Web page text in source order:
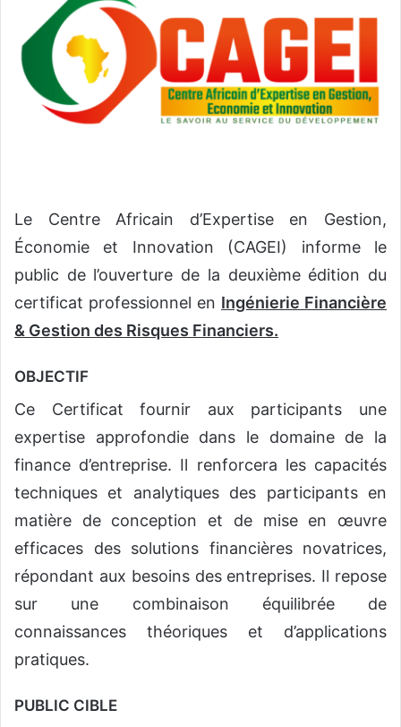
r
n
c
o
l
Le Centre Africain d’Expertise en Gestion,
Économie et Innovation (CAGEI) informe le
public de l’ouverture de la deuxième édition du
certificat professionnel en Ingénierie Financière
& Gestion des Risques Financiers.
OBJECTIF
Ce Certificat fournir aux participants une
expertise approfondie dans le domaine de la
finance d’entreprise. Il renforcera les capacités
techniques et analytiques des participants en
matière de conception et de mise en œuvre
efficaces des solutions financières novatrices,
répondant aux besoins des entreprises. Il repose
sur une combinaison équilibrée de
connaissances théoriques et d’applications
pratiques.
PUBLIC CIBLE